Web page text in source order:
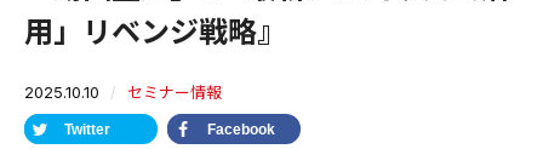
用」リベンジ戦略』
2025.10.10 セミナー情報
Twitter Facebook